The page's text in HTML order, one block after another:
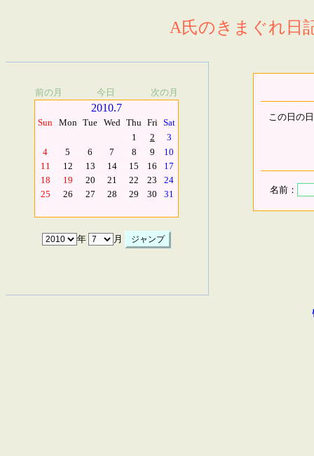
A氏のきまぐれ日
前の月 今日 次の月
2010.7
Sun Mon Tue Wed Thu Fri Sat
1
2
3
4
5 6 7 8 9
10
11
12 13 14 15 16
17
18
19 20 21 22 23
24
25
26 27 28 29 30 31
年 月
この日の
名前：